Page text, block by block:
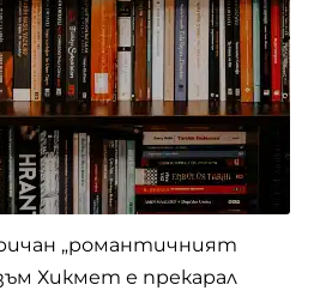
„романтичният
Хикмет е прекарал